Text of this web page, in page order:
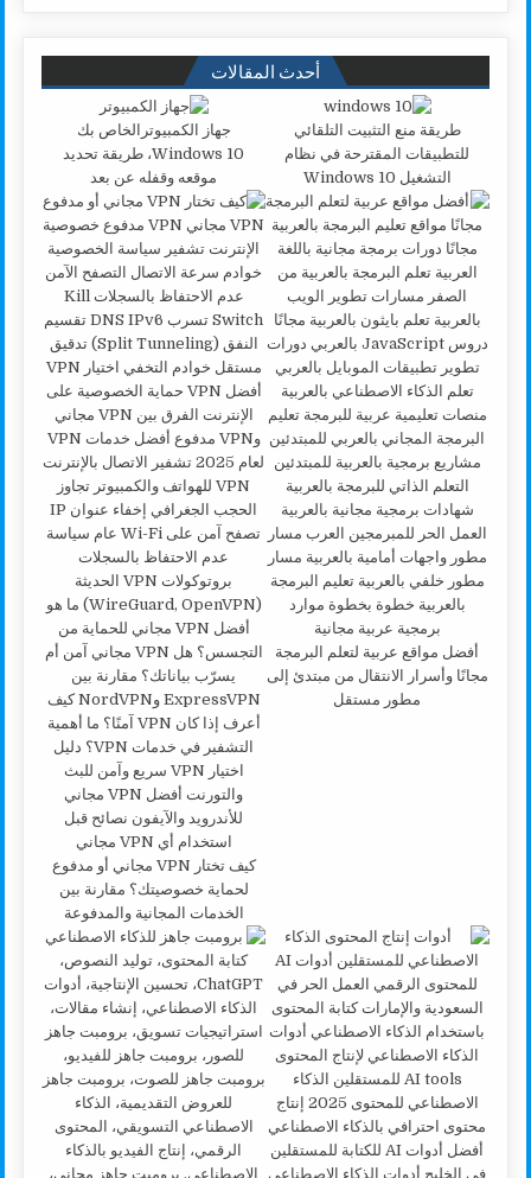
أحدث المقالات
طريقة منع التثبيت التلقائي
للتطبيقات المقترحة في نظام
التشغيل Windows 10
جهاز الكمبيوترالخاص بك
Windows 10، طريقة تحديد
موقعه وقفله عن بعد
أفضل مواقع عربية لتعلم البرمجة
مجانًا وأسرار الانتقال من مبتدئ إلى
مطور مستقل
كيف تختار VPN مجاني أو مدفوع
لحماية خصوصيتك؟ مقارنة بين
الخدمات المجانية والمدفوعة